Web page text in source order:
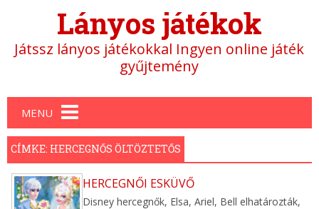
Lányos játékok
Játssz lányos játékokkal Ingyen online játék
gyűjtemény
Main menu
MENU
CÍMKE: HERCEGNŐS ÖLTÖZTETŐS
HERCEGNŐI ESKÜVŐ
Disney hercegnők, Elsa, Ariel, Bell elhatározták,